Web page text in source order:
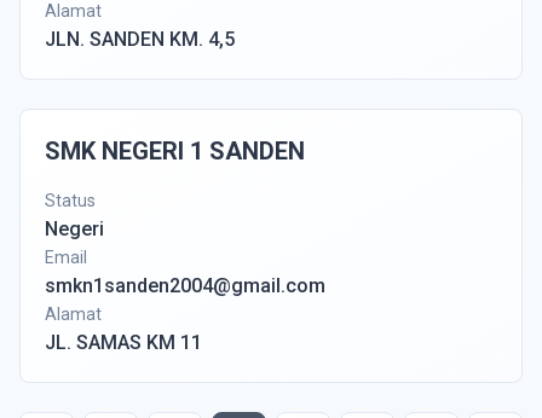
Alamat
JLN. SANDEN KM. 4,5
SMK NEGERI 1 SANDEN
Status
Negeri
Email
smkn1sanden2004@gmail.com
Alamat
JL. SAMAS KM 11